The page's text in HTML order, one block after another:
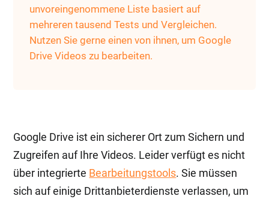
unvoreingenommene Liste basiert auf
mehreren tausend Tests und Vergleichen.
Nutzen Sie gerne einen von ihnen, um Google
Drive Videos zu bearbeiten.
Google Drive ist ein sicherer Ort zum Sichern und
Zugreifen auf Ihre Videos. Leider verfügt es nicht
über integrierte Bearbeitungstools. Sie müssen
sich auf einige Drittanbieterdienste verlassen, um